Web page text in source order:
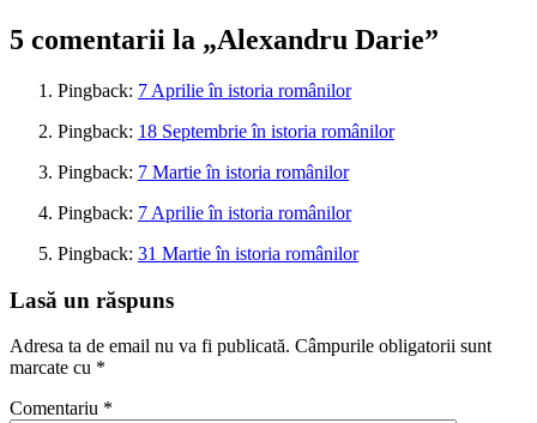
5 comentarii la „Alexandru Darie”
Pingback: 7 Aprilie în istoria românilor
Pingback: 18 Septembrie în istoria românilor
Pingback: 7 Martie în istoria românilor
Pingback: 7 Aprilie în istoria românilor
Pingback: 31 Martie în istoria românilor
Lasă un răspuns
Adresa ta de email nu va fi publicată. Câmpurile obligatorii sunt
marcate cu *
Comentariu *